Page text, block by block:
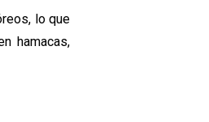
lo que
hamacas,